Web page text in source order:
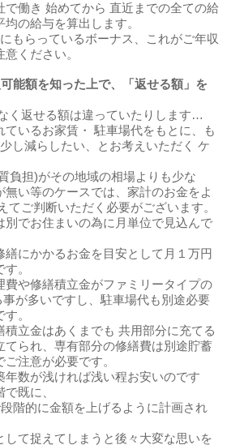
で働き 始めてから 直近までの全ての給
の給与を算出します。
もらっているボーナス、これがご年収
ください。
能額を知った上で、
「返せる額」を
く返せる額は違っていたりします…
いるお家賃・ 駐車場代をもとに、も
し減らしたい、とお考えいただく ケ
負担)がその地域の相場よりも少な
無い等のケースでは、家計のお金をよ
てご判断いただく必要がございます。
別でお住まいの為に月単位で見込んで
にかかるお金を目安として月１万円
。
費や修繕積立金がファミリータイプの
が多いですし、駐車場代も別途必要
。
積立金はあくまでも 共用部分に充てる
てられ、専有部分の修繕費は別途貯蓄
注意が必要です。
年数が浅ければ浅い程お安いのです
既に、
階的に金額を上げるように計画され
して捉えてしまうと後々大変な思いを